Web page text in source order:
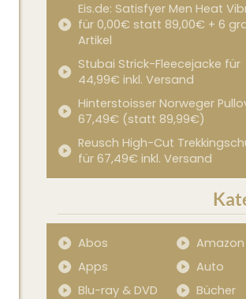
Eis.de: Satisfyer Men Heat
für 0,00€ statt 89,00€ + 6
Artikel
Stubai Strick-Fleecejacke für
44,99€ inkl. Versand
Hinterstoisser Norweger
67,49€ (statt 89,99€)
Reusch High-Cut
für 67,49€ inkl. Versand
Abos
Amazon
Apps
Auto
Blu-ray & DVD
Bücher